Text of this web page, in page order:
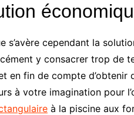
s’avère cependant la
y consacrer trop de
en fin de compte
à votre imagination pour
à la piscine aux